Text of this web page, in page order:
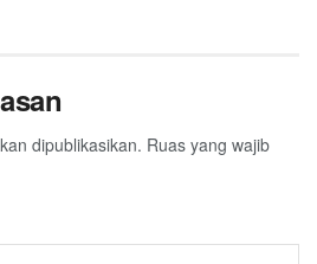
dipublikasikan. Ruas yang wajib